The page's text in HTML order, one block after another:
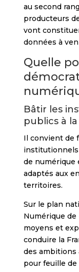
au second
producteurs
vont
données à
Quelle
Bâtir les
publics à
Il convient de
institutionnels
de numérique
adaptés aux
territoires.
Sur le plan
Numérique
moyens et
conduire la
des ambitions
pour feuille